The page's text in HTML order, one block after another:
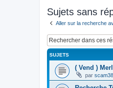
Sujets sans
Aller sur la recherche
SUJETS
( Vend )
par scam38